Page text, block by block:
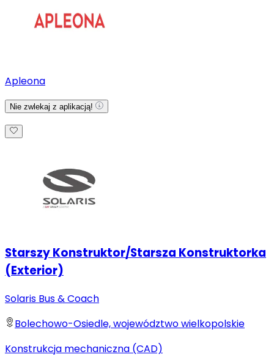
Apleona
Nie zwlekaj z aplikacją!
Starszy Konstruktor/Starsza Konstruktorka
(Exterior)
Solaris Bus & Coach
Bolechowo-Osiedle, województwo wielkopolskie
Konstrukcja mechaniczna (CAD)